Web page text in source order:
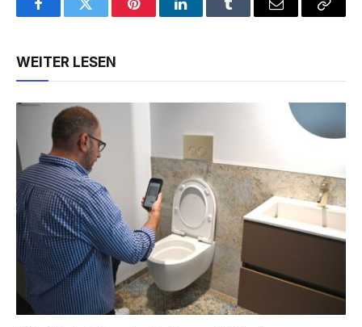
FacebookTwitter PinterestLinkedInTumblr Email
Copy
WEITER LESEN